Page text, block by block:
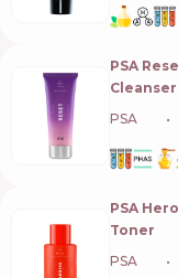
PSA
Cleanser
PSA
PSA
Toner
PSA